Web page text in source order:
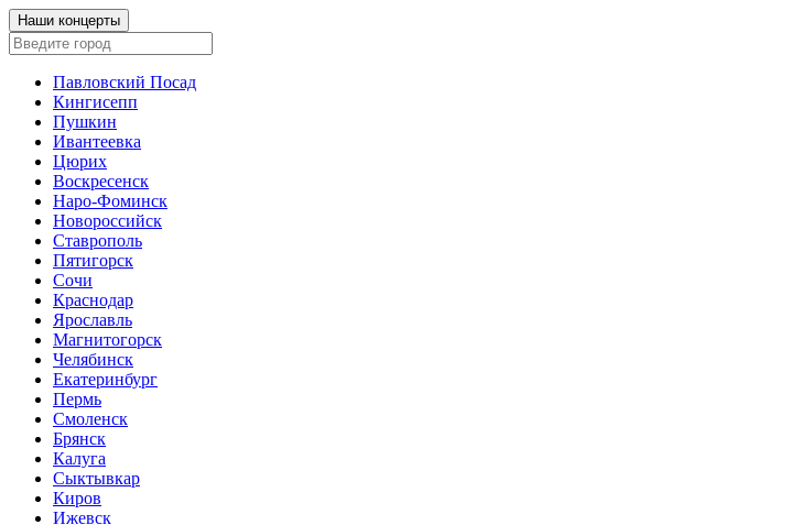
Наши концерты
Павловский Посад
Кингисепп
Пушкин
Ивантеевка
Цюрих
Воскресенск
Наро-Фоминск
Новороссийск
Ставрополь
Пятигорск
Сочи
Краснодар
Ярославль
Магнитогорск
Челябинск
Екатеринбург
Пермь
Смоленск
Брянск
Калуга
Сыктывкар
Киров
Ижевск